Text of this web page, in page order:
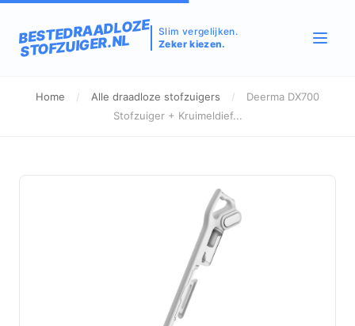
BESTEDRAADLOZE
STOFZUIGER.NL
Slim vergelijken.
Zeker kiezen.
Home / Alle draadloze stofzuigers /
Deerma DX700
Stofzuiger + Kruimeldief...